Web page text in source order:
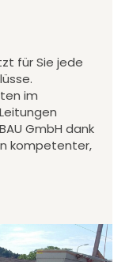
für Sie jede
im
GmbH dank
kompetenter,